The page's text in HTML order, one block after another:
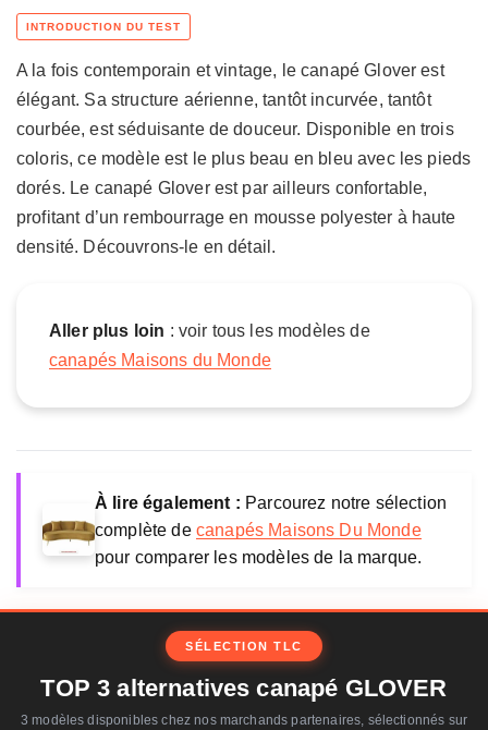
C
n
a
p
l
o
v
o
M
d
Garantie 2 ans (legale)
Prix constate 999 €
A la fois contemporain et vintage, le canapé Glover est
élégant. Sa structure aérienne, tantôt incurvée, tantôt
courbée, est séduisante de douceur. Disponible en trois
coloris, ce modèle est le plus beau en bleu avec les pieds
dorés. Le canapé Glover est par ailleurs confortable,
profitant d’un rembourrage en mousse polyester à haute
densité. Découvrons-le en détail.
Aller plus loin : voir tous les modèles de
canapés Maisons du Monde
À lire également : Parcourez notre sélection
complète de canapés Maisons Du Monde
pour comparer les modèles de la marque.
SÉLECTION TLC
TOP 3 alternatives canapé GLOVER
3 modèles disponibles chez nos marchands partenaires, sélectionnés sur